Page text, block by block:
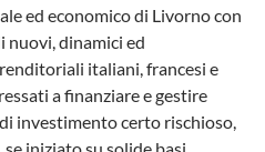
ed economi­co di Livorno con
nuovi, dinamici ed
italiani, francesi e
a finanziare e gestire
investimento certo ri­schioso,